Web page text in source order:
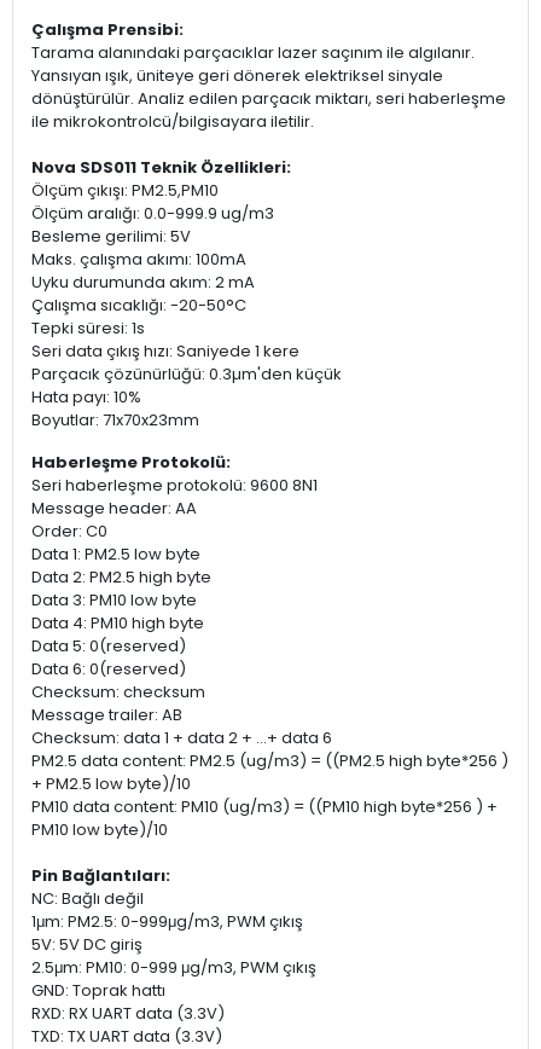
Çalışma Prensibi:
Tarama alanındaki parçacıklar lazer saçınım ile algılanır.
Yansıyan ışık, üniteye geri dönerek elektriksel sinyale
dönüştürülür. Analiz edilen parçacık miktarı, seri haberleşme
ile mikrokontrolcü/bilgisayara iletilir.
Nova SDS011 Teknik Özellikleri:
Ölçüm çıkışı: PM2.5,PM10
Ölçüm aralığı: 0.0-999.9 ug/m3
Besleme gerilimi: 5V
Maks. çalışma akımı: 100mA
Uyku durumunda akım: 2 mA
Çalışma sıcaklığı: -20-50°C
Tepki süresi: 1s
Seri data çıkış hızı: Saniyede 1 kere
Parçacık çözünürlüğü: 0.3µm'den küçük
Hata payı: 10%
Boyutlar: 71x70x23mm
Haberleşme Protokolü:
Seri haberleşme protokolü: 9600 8N1
Message header: AA
Order: C0
Data 1: PM2.5 low byte
Data 2: PM2.5 high byte
Data 3: PM10 low byte
Data 4: PM10 high byte
Data 5: 0(reserved)
Data 6: 0(reserved)
Checksum: checksum
Message trailer: AB
Checksum: data 1 + data 2 + ...+ data 6
PM2.5 data content: PM2.5 (ug/m3) = ((PM2.5 high byte*256 )
+ PM2.5 low byte)/10
PM10 data content: PM10 (ug/m3) = ((PM10 high byte*256 ) +
PM10 low byte)/10
Pin Bağlantıları:
NC: Bağlı değil
1μm: PM2.5: 0-999μg/m3, PWM çıkış
5V: 5V DC giriş
2.5μm: PM10: 0-999 μg/m3, PWM çıkış
GND: Toprak hattı
RXD: RX UART data (3.3V)
TXD: TX UART data (3.3V)